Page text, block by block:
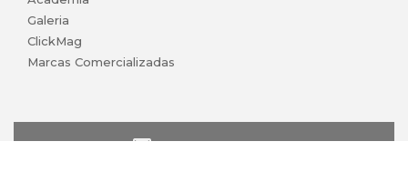
Galeria
ClickMag
Marcas Comercializadas
lojaonline@colorfoto.pt